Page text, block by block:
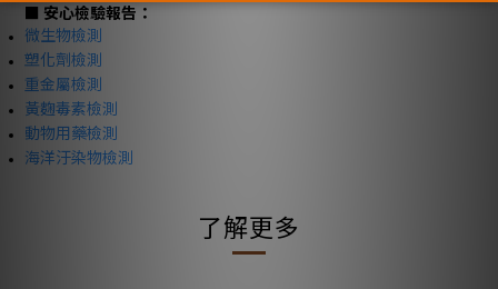
■ 安心檢驗報告：
微生物檢測
塑化劑檢測
重金屬檢測
黃麴毒素檢測
動物用藥檢測
海洋汙染物檢測
了解更多